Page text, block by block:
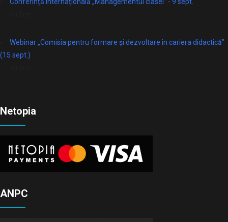
Conferință internațională „Managementul clasei” - 9 sept.
Webinar „Comisia pentru formare și dezvoltare în cariera didactică”
(15 sept.)
Netopia
ANPC